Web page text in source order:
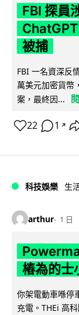
FBI 探員
被捕
FBI 一名資深反
萬美元加密貨幣
案，最終因...
22 1 ↗
科技娛樂 生
arthur 1 日
樁為的士
你架電動車喺停
充電。THEi 高